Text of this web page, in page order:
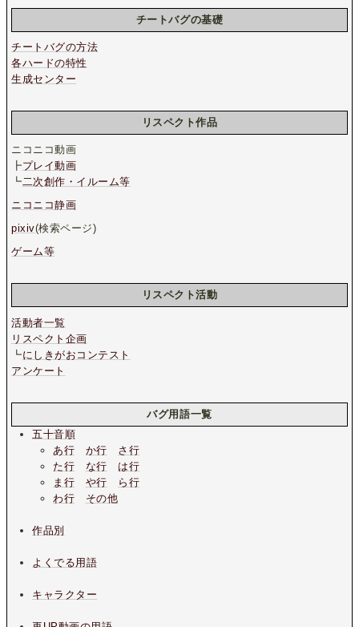
チートバグの基礎
チートバグの方法
各ハードの特性
生成センター
リスペクト作品
ニコニコ動画
┣プレイ動画
┗二次創作・イルーム等
ニコニコ静画
pixiv(検索ページ)
ゲーム等
リスペクト活動
活動者一覧
リスペクト企画
┗にしきがおコンテスト
アンケート
バグ用語一覧
五十音順
あ行
か行
さ行
た行
な行
は行
ま行
や行
ら行
わ行
その他
作品別
よくでる用語
キャラクター